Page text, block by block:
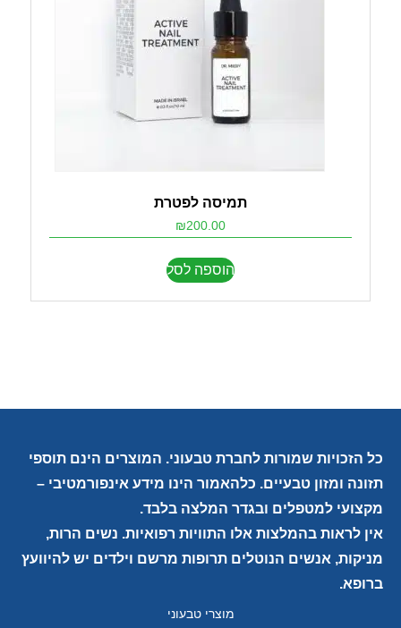
תמיסה לפטרת
₪200.00
הוספה לסל
כל הזכויות שמורות לחברת טבעוני. המוצרים הינם תוספי
תזונה ומזון טבעיים. כלהאמור הינו מידע אינפורמטיבי –
מקצועי למטפלים ובגדר המלצה בלבד.
אין לראות בהמלצות אלו התוויות רפואיות. נשים הרות,
מניקות, אנשים הנוטלים תרופות מרשם וילדים יש להיוועץ
ברופא.
מוצרי טבעוני